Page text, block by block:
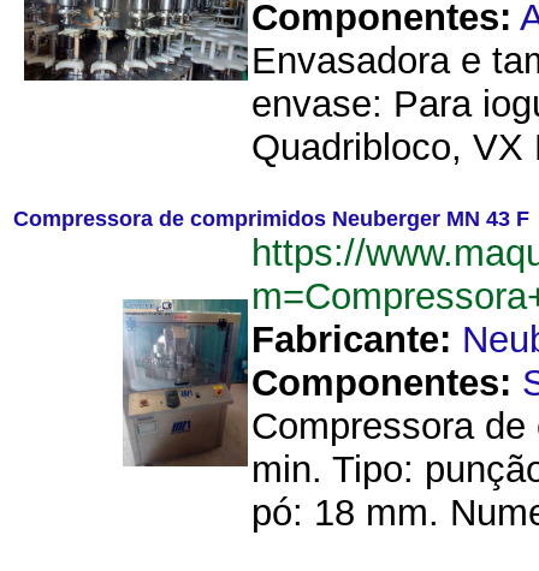
Componentes:
Envasadora e
envase: Para
Quadribloco, VX
Compressora de comprimidos Neuberger MN 43 F
https://
Fabricante:
Componentes:
Compressora
min. Tipo:
pó: 18 mm.